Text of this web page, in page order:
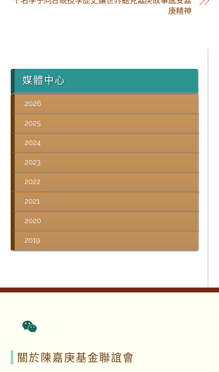
庚精神
媒體中心
2026
2025
2024
2023
2022
2021
2020
2019
關於陳嘉庚基金聯誼會